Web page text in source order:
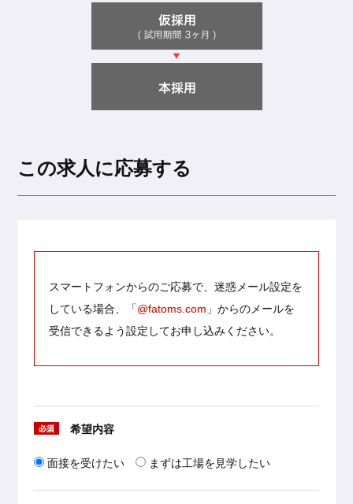
この求人に応募する
スマートフォンからのご応募で、迷惑メール設定を
している場合、
「@fatoms.com 」からのメールを
受信できるよう設定してお申し込みください。
希望内容
面接を受けたい まずは工場を見学したい